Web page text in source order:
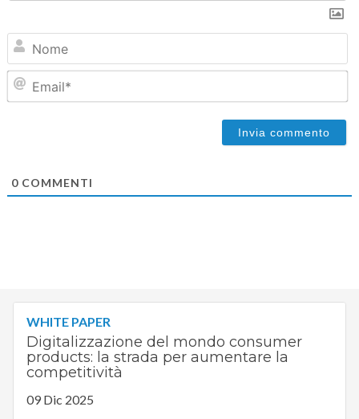
0COMMENTI
WHITE PAPER
Digitalizzazione del mondo consumer
products: la strada per aumentare la
competitività
09 Dic 2025